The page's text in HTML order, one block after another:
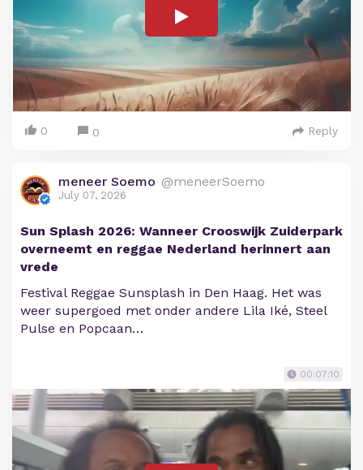
0 0 Reply
meneer Soemo @meneerSoemo
July 07, 2026
Sun Splash 2026: Wanneer Crooswijk Zuiderpark
overneemt en reggae Nederland herinnert aan
vrede
Festival Reggae Sunsplash in Den Haag. Het was
weer supergoed met onder andere Lila Iké, Steel
Pulse en Popcaan…
00:07:10